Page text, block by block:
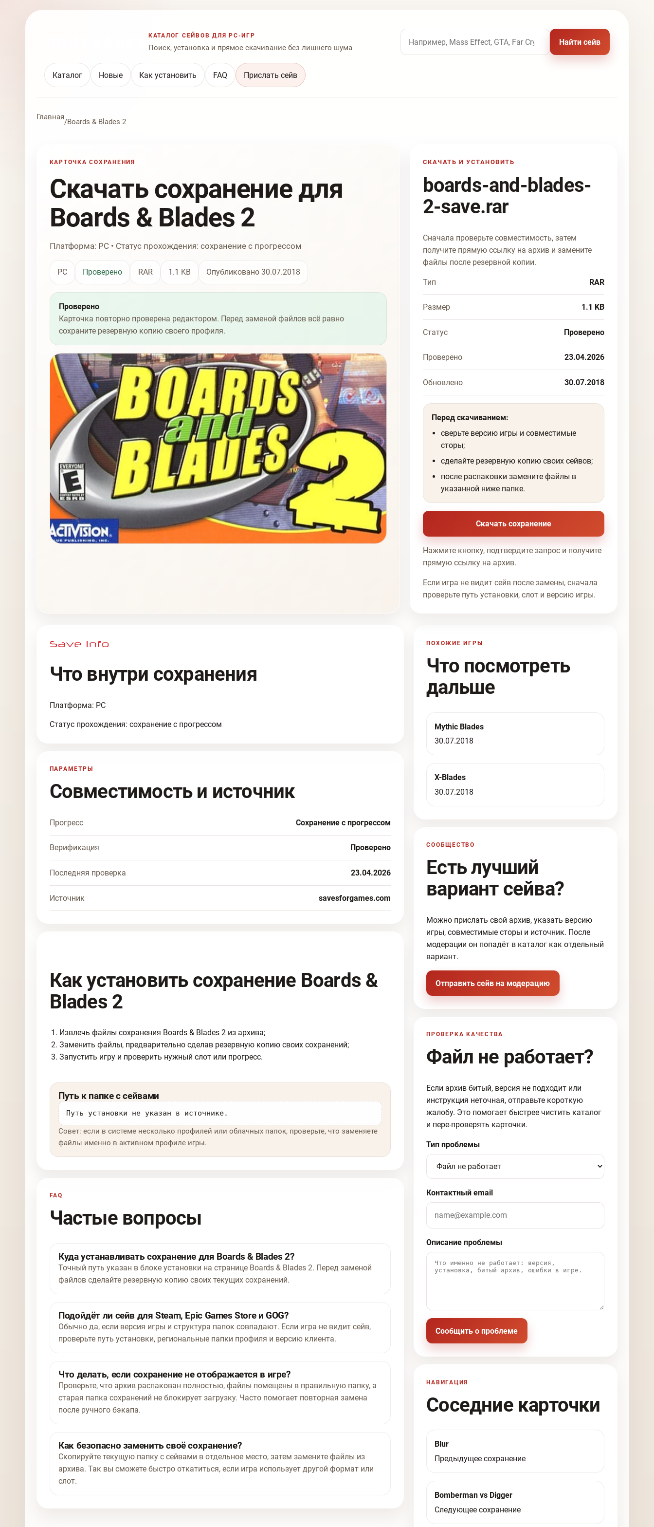
КАТАЛОГ СЕЙВОВ ДЛЯ PC-ИГР
Поиск, установка и прямое скачивание без лишнего шума
Поиск по названию игры
Найти сейв
Каталог Новые Как установить FAQ Прислать сейв
Главная
/Boards & Blades 2
КАРТОЧКА СОХРАНЕНИЯ
Скачать сохранение для
Boards & Blades 2
Платформа: PC • Статус прохождения: сохранение с прогрессом
PC Проверено RAR 1.1 KB Опубликовано 30.07.2018
Проверено
Карточка повторно проверена редактором. Перед заменой файлов всё равно
сохраните резервную копию своего профиля.
СКАЧАТЬ И УСТАНОВИТЬ
boards-and-blades-
2-save.rar
Сначала проверьте совместимость, затем
получите прямую ссылку на архив и замените
файлы после резервной копии.
Тип RAR
Размер 1.1 KB
Статус Проверено
Проверено 23.04.2026
Обновлено 30.07.2018
Перед скачиванием:
сверьте версию игры и совместимые
сторы;
сделайте резервную копию своих сейвов;
после распаковки замените файлы в
указанной ниже папке.
Скачать сохранение
Нажмите кнопку, подтвердите запрос и получите
прямую ссылку на архив.
Если игра не видит сейв после замены, сначала
проверьте путь установки, слот и версию игры.
Что внутри сохранения
Платформа: PC
Статус прохождения: сохранение с прогрессом
ПАРАМЕТРЫ
Совместимость и источник
Прогресс Сохранение с прогрессом
Верификация Проверено
Последняя проверка 23.04.2026
Источник savesforgames.com
Как установить сохранение Boards &
Blades 2
Извлечь файлы сохранения Boards & Blades 2 из архива;
Заменить файлы, предварительно сделав резервную копию своих сохранений;
Запустить игру и проверить нужный слот или прогресс.
Путь к папке с сейвами
Путь установки не указан в источнике.
Совет: если в системе несколько профилей или облачных папок, проверьте, что заменяете
файлы именно в активном профиле игры.
FAQ
Частые вопросы
Куда устанавливать сохранение для Boards & Blades 2?
Точный путь указан в блоке установки на странице Boards & Blades 2. Перед заменой
файлов сделайте резервную копию своих текущих сохранений.
Подойдёт ли сейв для Steam, Epic Games Store и GOG?
Обычно да, если версия игры и структура папок совпадают. Если игра не видит сейв,
проверьте путь установки, региональные папки профиля и версию клиента.
Что делать, если сохранение не отображается в игре?
Проверьте, что архив распакован полностью, файлы помещены в правильную папку, а
старая папка сохранений не блокирует загрузку. Часто помогает повторная замена
после ручного бэкапа.
Как безопасно заменить своё сохранение?
Скопируйте текущую папку с сейвами в отдельное место, затем замените файлы из
архива. Так вы сможете быстро откатиться, если игра использует другой формат или
слот.
ПОХОЖИЕ ИГРЫ
Что посмотреть
дальше
Mythic Blades
30.07.2018
X-Blades
30.07.2018
СООБЩЕСТВО
Есть лучший
вариант сейва?
Можно прислать свой архив, указать версию
игры, совместимые сторы и источник. После
модерации он попадёт в каталог как отдельный
вариант.
Отправить сейв на модерацию
ПРОВЕРКА КАЧЕСТВА
Файл не работает?
Если архив битый, версия не подходит или
инструкция неточная, отправьте короткую
жалобу. Это помогает быстрее чистить каталог
и пере-проверять карточки.
Тип проблемы
Контактный email
Описание проблемы
Сообщить о проблеме
НАВИГАЦИЯ
Соседние карточки
Blur
Предыдущее сохранение
Bomberman vs Digger
Следующее сохранение